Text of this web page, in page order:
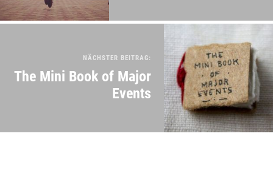
NÄCHSTER BEITRAG:
The Mini Book of Major
Events